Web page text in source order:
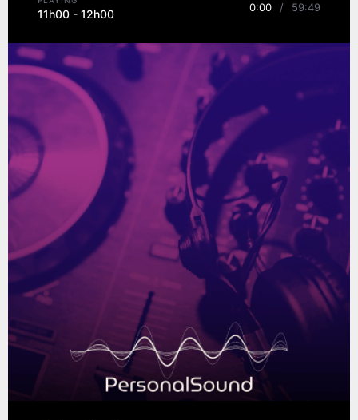
11h00 - 12h00
0:00 / 59:49